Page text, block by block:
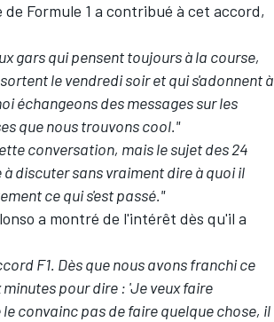
Formule 1 a contribué à cet accord,
gars qui pensent toujours à la course,
le vendredi soir et qui s'adonnent à
échangeons des messages sur les
que nous trouvons cool."
conversation, mais le sujet des 24
discuter sans vraiment dire à quoi il
ce qui s'est passé."
a montré de l'intérêt dès qu'il a
F1. Dès que nous avons franchi ce
pour dire : 'Je veux faire
convainc pas de faire quelque chose, il